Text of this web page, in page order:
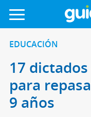
EDUCACIÓN
17
para
9 años